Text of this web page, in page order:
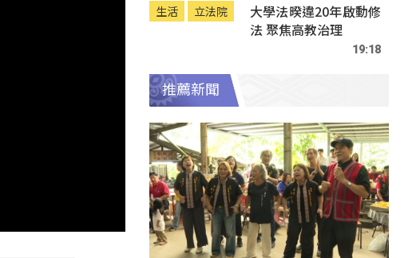
生活 立法院
大學法暌違20年啟動修
法 聚焦高教治理
19:18
推薦新聞